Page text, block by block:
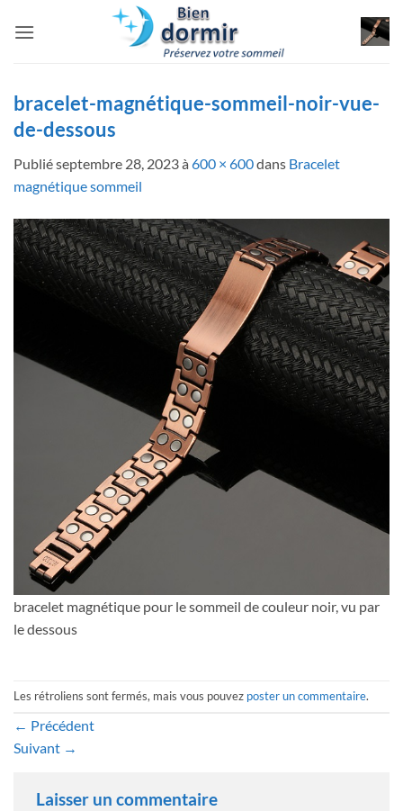
bracelet-magnétique-sommeil-noir-vue-
de-dessous
Publiéseptembre 28, 2023à 600 × 600dans Bracelet
magnétique sommeil
bracelet magnétique pour le sommeil de couleur noir, vu par
le dessous
Les rétroliens sont fermés, mais vous pouvez poster un commentaire.
← Précédent
Suivant →
Laisser un commentaire